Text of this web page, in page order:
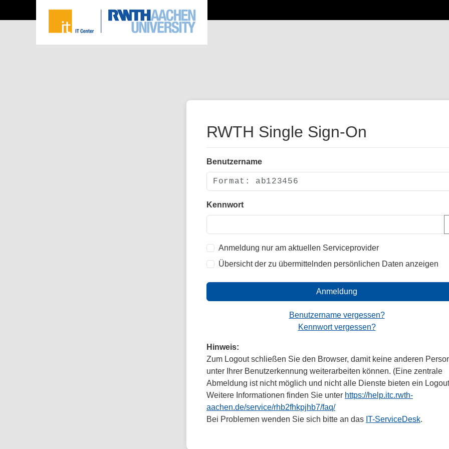
RWTH Single Sign-On
Benutzername
Kennwort
Anmeldung nur am aktuellen Serviceprovider
Übersicht der zu übermittelnden persönlichen Daten anzeigen
Anmeldung
Benutzername vergessen?
Kennwort vergessen?
Hinweis:
Zum Logout schließen Sie den Browser, damit keine anderen
unter Ihrer Benutzerkennung weiterarbeiten können. (Eine zentrale
Abmeldung ist nicht möglich und nicht alle Dienste bieten ein
Weitere Informationen finden Sie unter https://help.itc.rwth-
aachen.de/service/rhb2fhkpjhb7/faq/
Bei Problemen wenden Sie sich bitte an das IT-ServiceDesk.